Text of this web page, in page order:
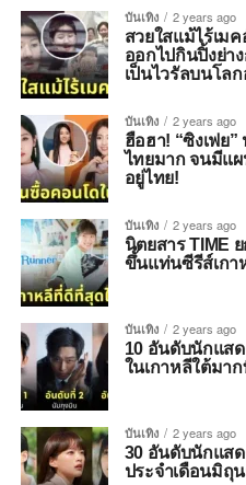
บันเทิง 2 years ago
สวยใสแม้ไร้เม
ออกไปกินปิ้งย่า
เป็นไวรัลบนโล
บันเทิง 2 years ago
ฮือฮา! “ซิงเฟย”
ไทยมาก จนมีแ
อยู่ไทย!
บันเทิง 2 years ago
นิตยสาร TIME
ขึ้นแท่นซีรีส์เกา
บันเทิง 2 years ago
10 อันดับนักแส
ในเกาหลีใต้มา
บันเทิง 2 years ago
30 อันดับนักแส
ประจำเดือนมิถุ